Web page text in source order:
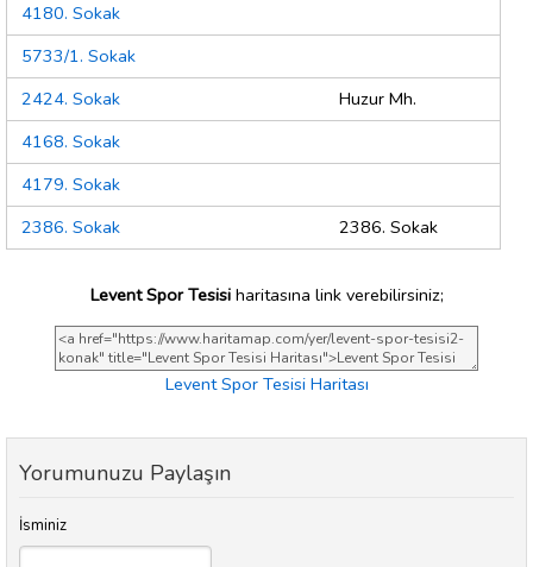
4180. Sokak
5733/1. Sokak
2424. Sokak
Huzur Mh.
4168. Sokak
4179. Sokak
2386. Sokak
2386. Sokak
Levent Spor Tesisiharitasına link verebilirsiniz;
Levent Spor Tesisi Haritası
Yorumunuzu Paylaşın
İsminiz